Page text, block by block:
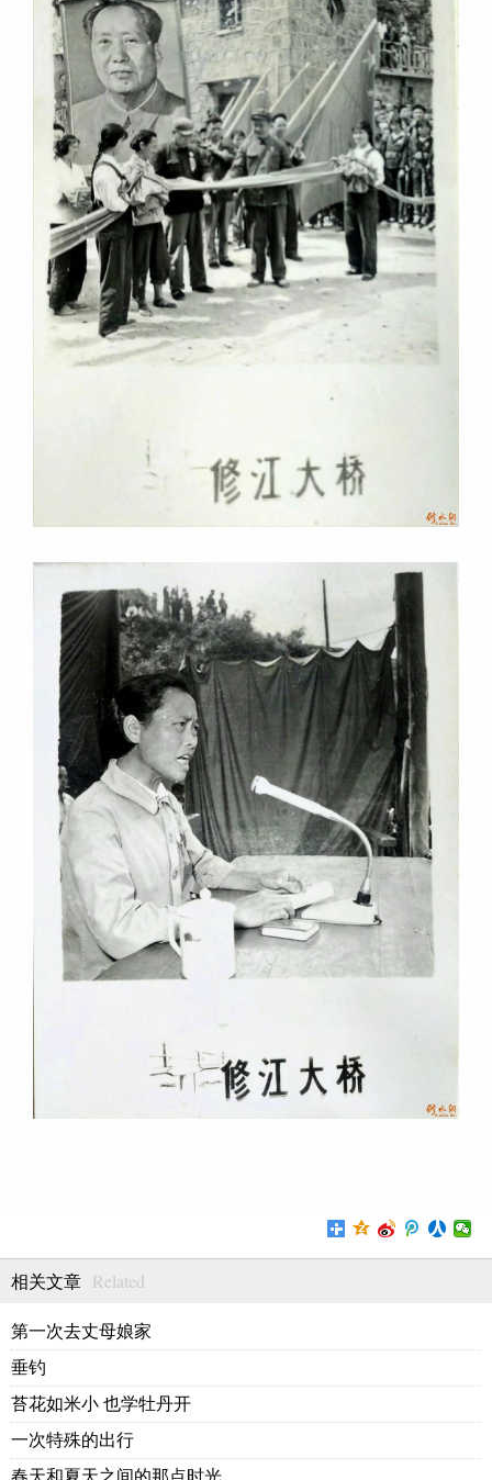
相关文章 Related
第一次去丈母娘家
垂钓
苔花如米小 也学牡丹开
一次特殊的出行
春天和夏天之间的那点时光